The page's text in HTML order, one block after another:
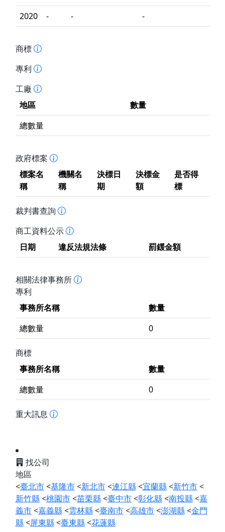
2020
- - -
商標
專利
工廠
地區
數量
總數量
政府標案
標案名
稱
機關名
稱
決標日
期
決標金
額
是否得
標
裁判書查詢
商工資料公示
日期
違反法規法條 罰鍰金額
相關法律事務所
專利
事務所名稱
數量
總數量
0
商標
事務所名稱
數量
總數量
0
重大訊息
找公司
地區
<臺北市<基隆市<新北市<連江縣<宜蘭縣<新竹市<
新竹縣<桃園市<苗栗縣<臺中市<彰化縣<南投縣<嘉
義市<嘉義縣<雲林縣<臺南市<高雄市<澎湖縣<金門
縣<屏東縣<臺東縣<花蓮縣